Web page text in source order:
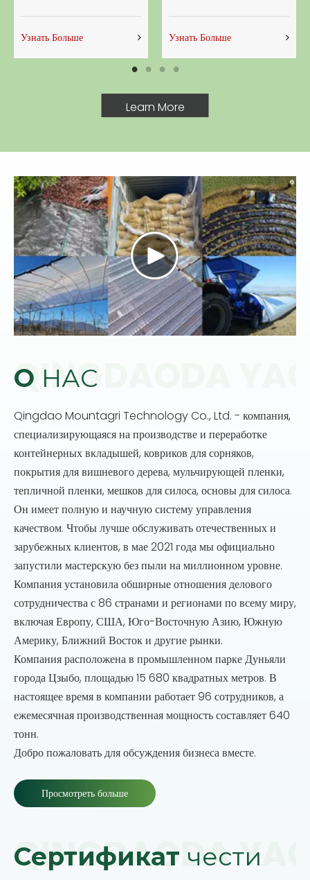
Learn More
Узнать Больше Узнать Больше
О НАС
Qingdao Mountagri Technology Co., Ltd. - компания,
специализирующаяся на производстве и переработке
контейнерных вкладышей, ковриков для сорняков,
покрытия для вишневого дерева, мульчирующей пленки,
тепличной пленки, мешков для силоса, основы для силоса.
Он имеет полную и научную систему управления
качеством. Чтобы лучше обслуживать отечественных и
зарубежных клиентов, в мае 2021 года мы официально
запустили мастерскую без пыли на миллионном уровне.
Компания установила обширные отношения делового
сотрудничества с 86 странами и регионами по всему миру,
включая Европу, США, Юго-Восточную Азию, Южную
Америку, Ближний Восток и другие рынки.
Компания расположена в промышленном парке Дуньяли
города Цзыбо, площадью 15 680 квадратных метров. В
настоящее время в компании работает 96 сотрудников, а
ежемесячная производственная мощность составляет 640
тонн.
Добро пожаловать для обсуждения бизнеса вместе.
Просмотреть больше
Сертификат чести